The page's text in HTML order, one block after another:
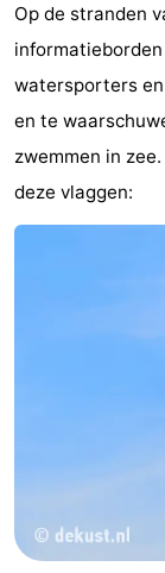
Op de stranden
watersporters
en te
zwemmen in
deze vlaggen: